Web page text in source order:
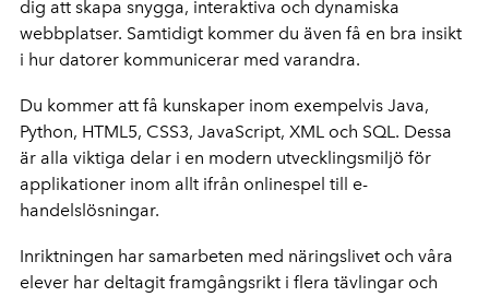
dig att skapa snygga, interaktiva och dynamiska
webbplatser. Samtidigt kommer du även få en bra insikt
i hur datorer kommunicerar med varandra.
Du kommer att få kunskaper inom exempelvis Java,
Python, HTML5, CSS3, JavaScript, XML och SQL. Dessa
är alla viktiga delar i en modern utvecklingsmiljö för
applikationer inom allt ifrån onlinespel till e-
handelslösningar.
Inriktningen har samarbeten med näringslivet och våra
elever har deltagit framgångsrikt i flera tävlingar och